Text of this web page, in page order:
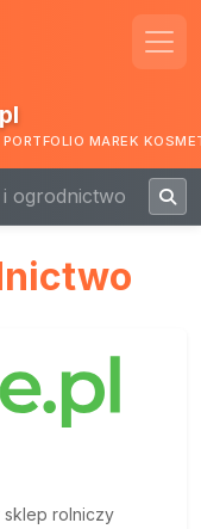
MAREK
ogrodnictwo
sklep rolniczy